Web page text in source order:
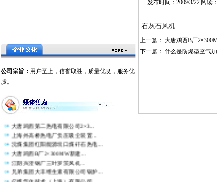
公司宗旨： 用户至上，信誉取胜，质量优良，服务优
质。
大唐鸡西第二热电有限公司2×3...
上海外高桥热电厂负压吸尘装置...
沈煤集团红阳能源坑口煤矸石热电...
大唐鸡西B厂2×300MW新建...
江阴兴澄钢厂三叶罗茨风机...
兄弟集团大丰维生素有限公司锅炉...
亿维气体技术（上海）有限公司...
发布时间：2009/3/22 阅读
石灰石风机
上一篇： 大唐鸡西B厂
下一篇： 什么是防爆型空气